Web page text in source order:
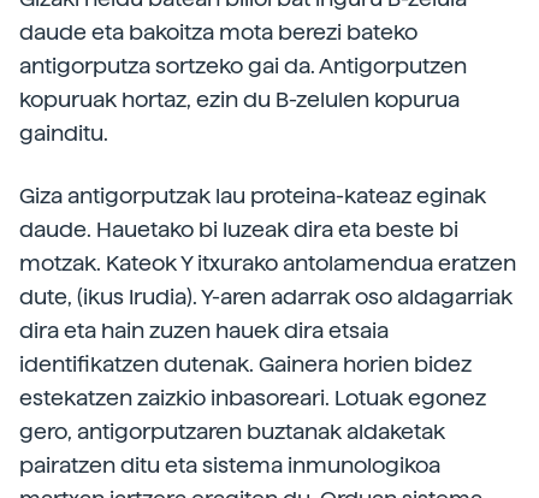
daude eta bakoitza mota berezi bateko
antigorputza sortzeko gai da. Antigorputzen
kopuruak hortaz, ezin du B-zelulen kopurua
gainditu.
Giza antigorputzak lau proteina-kateaz eginak
daude. Hauetako bi luzeak dira eta beste bi
motzak. Kateok Y itxurako antolamendua eratzen
dute, (ikus Irudia). Y-aren adarrak oso aldagarriak
dira eta hain zuzen hauek dira etsaia
identifikatzen dutenak. Gainera horien bidez
estekatzen zaizkio inbasoreari. Lotuak egonez
gero, antigorputzaren buztanak aldaketak
pairatzen ditu eta sistema inmunologikoa